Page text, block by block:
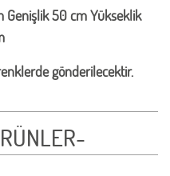
Genişlik 50 cm Yükseklik
gönderilecektir.